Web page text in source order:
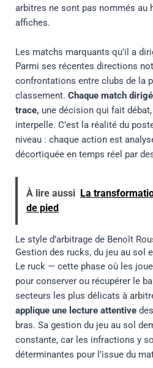
arbitres ne sont pas nommés au
affiches.
Les matchs marquants qu’il a
Parmi ses récentes directions
confrontations entre clubs de la
classement. Chaque match
trace, une décision qui fait
interpelle. C’est la réalité du
niveau : chaque action est
décortiquée en temps réel par
À lire aussi La
de pied
Le style d’arbitrage de Benoît
Gestion des rucks, du jeu au sol
Le ruck — cette phase où les
pour conserver ou récupérer le
secteurs les plus délicats à
applique une lecture attentive
bras. Sa gestion du jeu au sol
constante, car les infractions y
déterminantes pour l’issue du